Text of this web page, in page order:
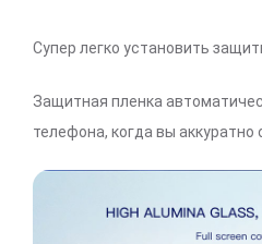
Супер легко установить
Защитная пленка
телефона, когда вы аккуратно